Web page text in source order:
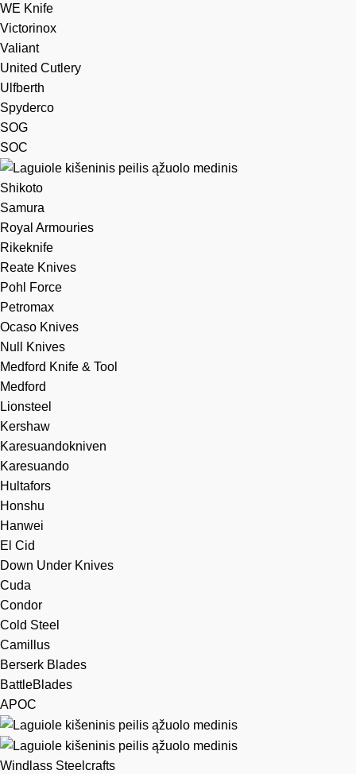
WE Knife
Victorinox
Valiant
United Cutlery
Ulfberth
Spyderco
SOG
SOC
Shikoto
Samura
Royal Armouries
Rikeknife
Reate Knives
Pohl Force
Petromax
Ocaso Knives
Null Knives
Medford Knife & Tool
Medford
Lionsteel
Kershaw
Karesuandokniven
Karesuando
Hultafors
Honshu
Hanwei
El Cid
Down Under Knives
Cuda
Condor
Cold Steel
Camillus
Berserk Blades
BattleBlades
APOC
Windlass Steelcrafts